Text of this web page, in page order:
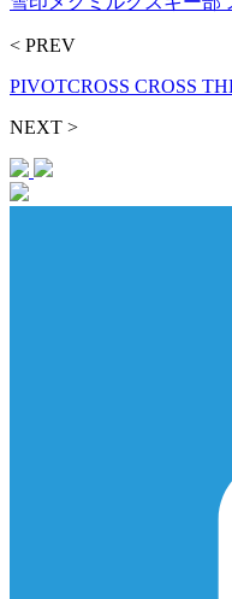
< PREV
PIVOTCROSS CROSS
NEXT >